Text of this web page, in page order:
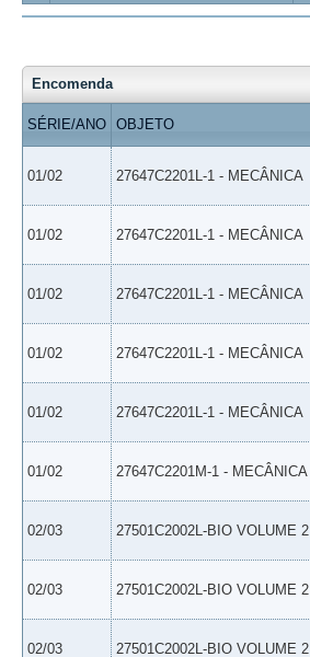
Encomenda
SÉRIE/ANO OBJETO
01/02 27647C2201L-1 - MECÂNICA
01/02 27647C2201L-1 - MECÂNICA
01/02 27647C2201L-1 - MECÂNICA
01/02 27647C2201L-1 - MECÂNICA
01/02 27647C2201L-1 - MECÂNICA
01/02 27647C2201M-1 - MECÂNICA
02/03 27501C2002L-BIO VOLUME 2
02/03 27501C2002L-BIO VOLUME 2
02/03 27501C2002L-BIO VOLUME 2